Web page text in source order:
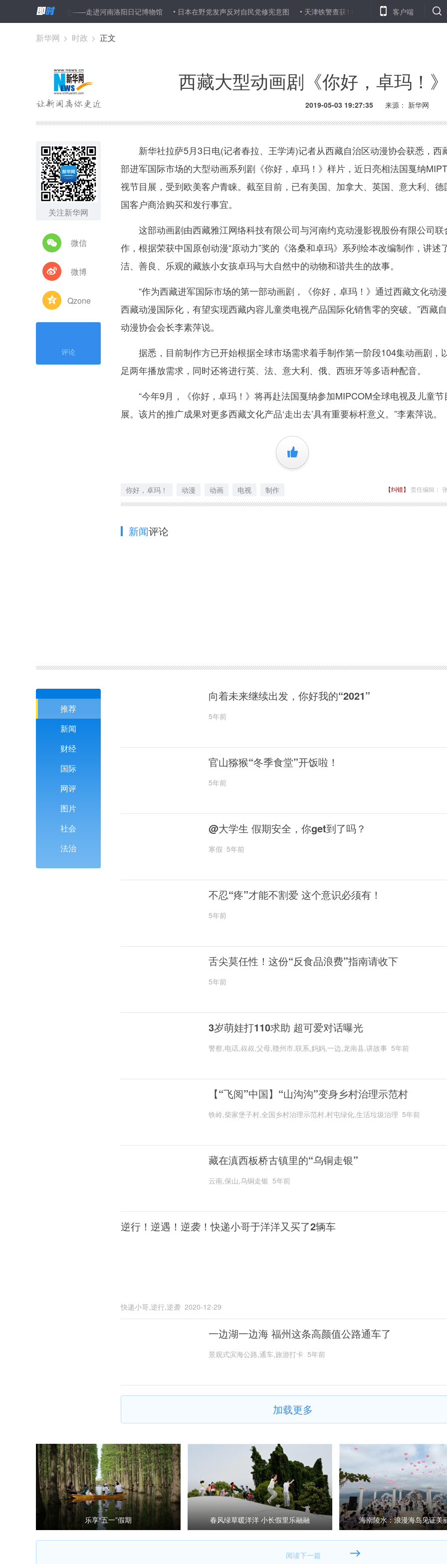
账 千秋家国史——走进河南洛阳日记博物馆 日本在野党发声反对自民党修宪意图 天津铁警查获11名网上在逃人员 2019年全国减轻
客户端
新华网 > 时政 > 正文
西藏大型动画剧《你好，卓玛！
2019-05-03 19:27:35 来源： 新华网
关注新华网
微信
微博
Qzone
评论
新华社拉萨5月3日电(记者春拉、王学涛)记者从西藏自治区动漫协会获悉，西
部进军国际市场的大型动画系列剧《你好，卓玛！》样片，近日亮相法国戛纳
视节目展，受到欧美客户青睐。截至目前，已有美国、加拿大、英国、意大利、德
国客户商洽购买和发行事宜。
这部动画剧由西藏雅江网络科技有限公司与河南约克动漫影视股份有限公司联
作，根据荣获中国原创动漫“原动力”奖的《洛桑和卓玛》系列绘本改编制作，讲述
洁、善良、乐观的藏族小女孩卓玛与大自然中的动物和谐共生的故事。
“作为西藏进军国际市场的第一部动画剧，《你好，卓玛！》通过西藏文化动
西藏动漫国际化，有望实现西藏内容儿童类电视产品国际化销售零的突破。”西藏
动漫协会会长李素萍说。
据悉，目前制作方已开始根据全球市场需求着手制作第一阶段104集动画剧，
足两年播放需求，同时还将进行英、法、意大利、俄、西班牙等多语种配音。
“今年9月，《你好，卓玛！》将再赴法国戛纳参加MIPCOM全球电视及儿童节
展。该片的推广成果对更多西藏文化产品‘走出去’具有重要标杆意义。”李素萍说。
+1
你好，卓玛！ 动漫 动画 电视 制作 【纠错】 责任编辑：
新闻评论
推荐
新闻
财经
国际
网评
图片
社会
法治
向着未来继续出发，你好我的“2021”
5年前
官山猕猴“冬季食堂”开饭啦！
5年前
@大学生 假期安全，你get到了吗？
寒假 5年前
不忍“疼”才能不割爱 这个意识必须有！
5年前
舌尖莫任性！这份“反食品浪费”指南请收下
5年前
3岁萌娃打110求助 超可爱对话曝光
警察,电话,叔叔,父母,赣州市,联系,妈妈,一边,龙南县,讲故事 5年前
【“飞阅”中国】“山沟沟”变身乡村治理示范村
铁岭,柴家堡子村,全国乡村治理示范村,村屯绿化,生活垃圾治理 5年前
藏在滇西板桥古镇里的“乌铜走银”
云南,保山,乌铜走银 5年前
逆行！逆遇！逆袭！快递小哥于洋洋又买了2辆车
快递小哥,逆行,逆袭 2020-12-29
一边湖一边海 福州这条高颜值公路通车了
景观式滨海公路,通车,旅游打卡 5年前
加载更多
乐享“五一”假期 春风绿草暖洋洋 小长假里乐融融 海南陵水：浪漫海岛见证美